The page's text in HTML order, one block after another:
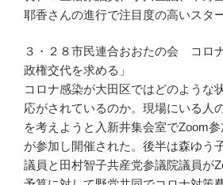
耶香さんの進行で注目度の高いスタ
３・２８市民連合おおたの会 コロ
政権交代を求める」
コロナ感染が大田区ではどのような
応がされているのか。現場にいる人
を考えようと入新井集会室でZoom
が参加し開催された。後半は森ゆう
議員と田村智子共産党参議院議員が